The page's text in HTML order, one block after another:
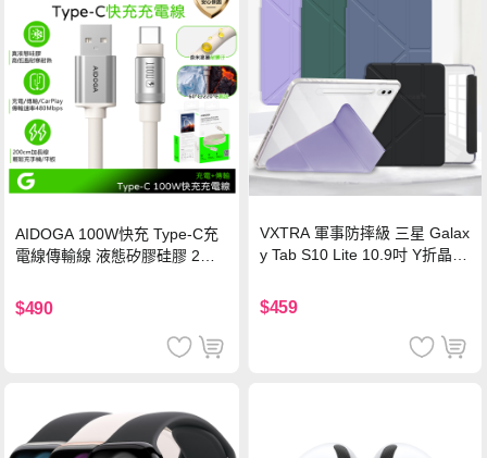
AIDOGA 100W快充 Type-C充
電線傳輸線 液態矽膠硅膠 2M
$490
VXTRA 軍事防摔級 三星 Galax
y Tab S10 Lite 10.9吋 Y折晶透
$459